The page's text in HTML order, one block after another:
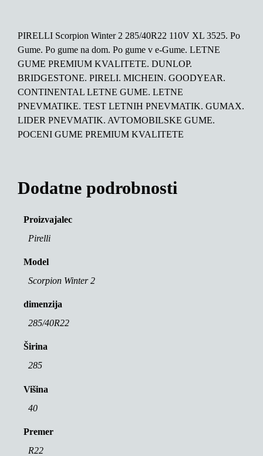
PIRELLI Scorpion Winter 2 285/40R22 110V XL 3525. Po
Gume. Po gume na dom. Po gume v e-Gume. LETNE
GUME PREMIUM KVALITETE. DUNLOP.
BRIDGESTONE. PIRELI. MICHEIN. GOODYEAR.
CONTINENTAL LETNE GUME. LETNE
PNEVMATIKE. TEST LETNIH PNEVMATIK. GUMAX.
LIDER PNEVMATIK. AVTOMOBILSKE GUME.
POCENI GUME PREMIUM KVALITETE
Dodatne podrobnosti
Proizvajalec
Pirelli
Model
Scorpion Winter 2
dimenzija
285/40R22
Širina
285
Višina
40
Premer
R22